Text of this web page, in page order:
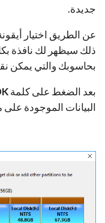
جديدة.
عن الطريق اختيار
ذلك سيظهر لك نافذة
بحاسوبك والتي يمكن
بعد الضغط على كلمة
البيانات الموجودة